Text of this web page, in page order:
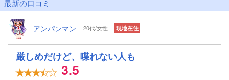
最新の口コミ
アンパンマン 20代/女性 現地在住
厳しめだけど、喋れない人も
3.5